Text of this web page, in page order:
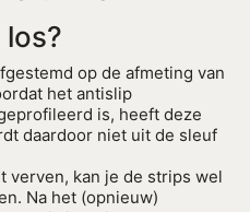
op de afmeting van
het antislip
is, heeft deze
daardoor niet uit de sleuf
verven, kan je de strips wel
Na het (opnieuw)